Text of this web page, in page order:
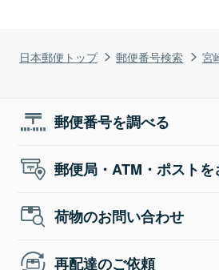
日本郵便トップ 郵便番号検索 宮
郵便番号を調べる
郵便局・ATM・ポストを
荷物のお問い合わせ
再配達のご依頼